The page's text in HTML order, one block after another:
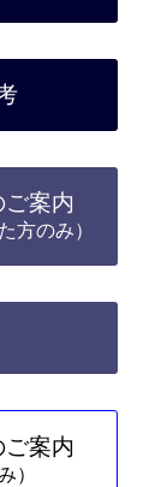
案内
方のみ）
案内
）